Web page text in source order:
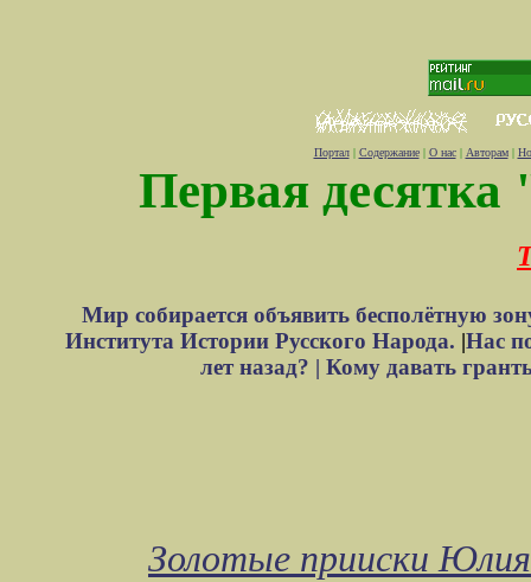
Портал| Содержание| О нас| Авторам|
Первая десятка
Мир собирается объявить бесполётную
Института Истории Русского Народа. |Нас
лет назад? | Кому давать
Золотые прииски